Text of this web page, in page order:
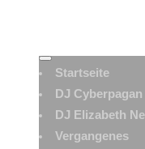
Startseite
DJ Cyberpagan
DJ Elizabeth
Vergangenes